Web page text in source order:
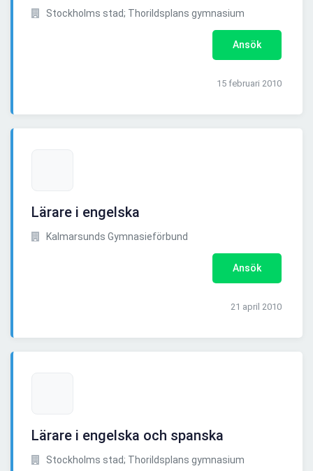
Stockholms stad; Thorildsplans gymnasium
Ansök
15 februari 2010
Lärare i engelska
Kalmarsunds Gymnasieförbund
Ansök
21 april 2010
Lärare i engelska och spanska
Stockholms stad; Thorildsplans gymnasium